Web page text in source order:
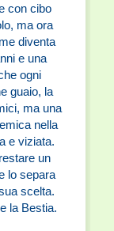
con cibo
ma ora
diventa
e una
ogni
guaio, la
ma una
nella
e viziata.
un
lo separa
scelta.
la Bestia.